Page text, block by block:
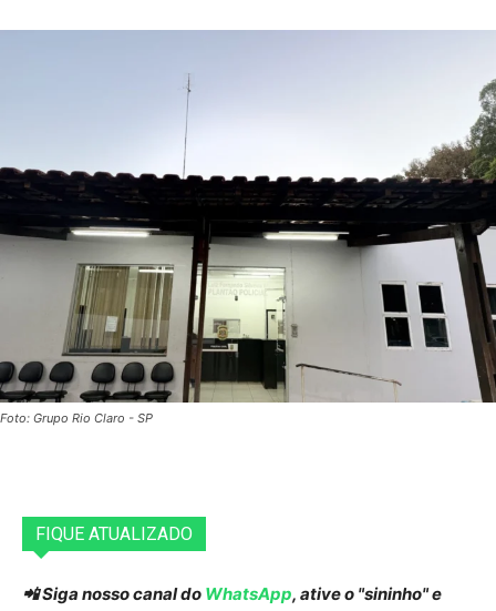
Foto: Grupo Rio Claro - SP
FIQUE ATUALIZADO
📲 Siga nosso canal do WhatsApp, ative o "sininho" e